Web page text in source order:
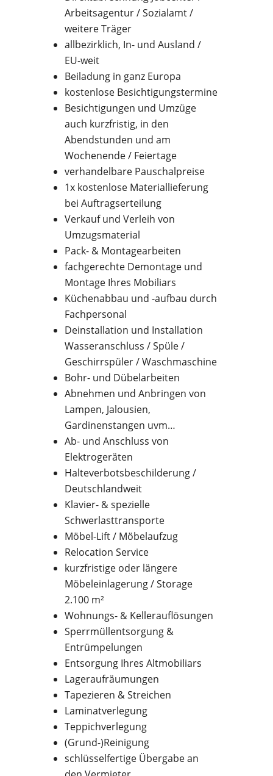
Arbeitsagentur / Sozialamt /
weitere Träger
allbezirklich, In- und Ausland /
EU-weit
Beiladung in ganz Europa
kostenlose Besichtigungstermine
Besichtigungen und Umzüge
auch kurzfristig, in den
Abendstunden und am
Wochenende / Feiertage
verhandelbare Pauschalpreise
1x kostenlose Materiallieferung
bei Auftragserteilung
Verkauf und Verleih von
Umzugsmaterial
Pack- & Montagearbeiten
fachgerechte Demontage und
Montage Ihres Mobiliars
Küchenabbau und -aufbau durch
Fachpersonal
Deinstallation und Installation
Wasseranschluss / Spüle /
Geschirrspüler / Waschmaschine
Bohr- und Dübelarbeiten
Abnehmen und Anbringen von
Lampen, Jalousien,
Gardinenstangen uvm…
Ab- und Anschluss von
Elektrogeräten
Halteverbotsbeschilderung /
Deutschlandweit
Klavier- & spezielle
Schwerlasttransporte
Möbel-Lift / Möbelaufzug
Relocation Service
kurzfristige oder längere
Möbeleinlagerung / Storage
2.100 m²
Wohnungs- & Kellerauflösungen
Sperrmüllentsorgung &
Entrümpelungen
Entsorgung Ihres Altmobiliars
Lageraufräumungen
Tapezieren & Streichen
Laminatverlegung
Teppichverlegung
(Grund-)Reinigung
schlüsselfertige Übergabe an